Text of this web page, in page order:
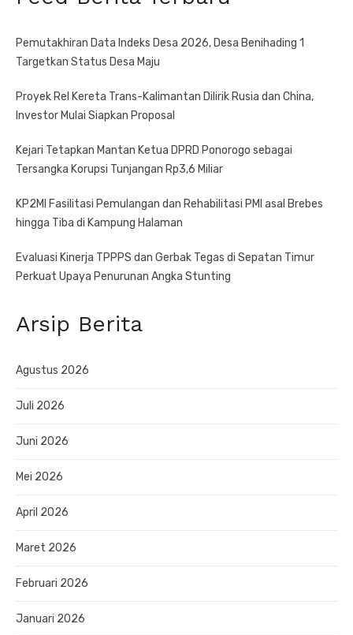
Pemutakhiran Data Indeks Desa 2026, Desa Benihading 1
Targetkan Status Desa Maju
Proyek Rel Kereta Trans-Kalimantan Dilirik Rusia dan China,
Investor Mulai Siapkan Proposal
Kejari Tetapkan Mantan Ketua DPRD Ponorogo sebagai
Tersangka Korupsi Tunjangan Rp3,6 Miliar
KP2MI Fasilitasi Pemulangan dan Rehabilitasi PMI asal Brebes
hingga Tiba di Kampung Halaman
Evaluasi Kinerja TPPPS dan Gerbak Tegas di Sepatan Timur
Perkuat Upaya Penurunan Angka Stunting
Arsip Berita
Agustus 2026
Juli 2026
Juni 2026
Mei 2026
April 2026
Maret 2026
Februari 2026
Januari 2026